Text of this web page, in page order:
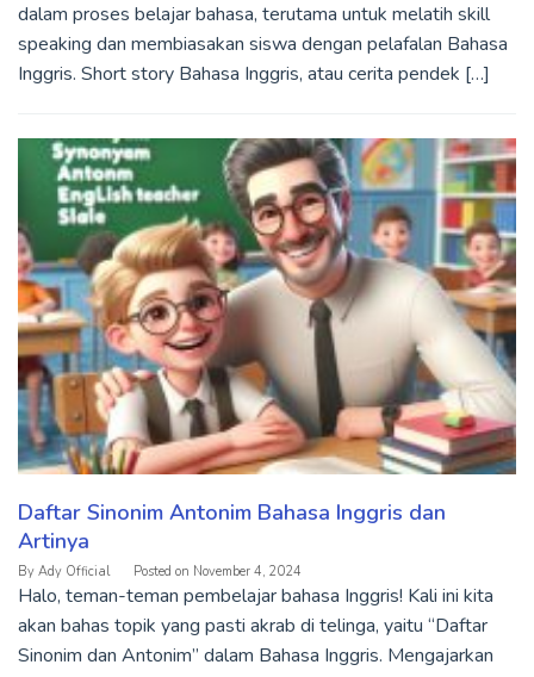
dalam proses belajar bahasa, terutama untuk melatih skill
speaking dan membiasakan siswa dengan pelafalan Bahasa
Inggris. Short story Bahasa Inggris, atau cerita pendek […]
Daftar Sinonim Antonim Bahasa Inggris dan
Artinya
By Ady Official Posted on November 4, 2024
Halo, teman-teman pembelajar bahasa Inggris! Kali ini kita
akan bahas topik yang pasti akrab di telinga, yaitu “Daftar
Sinonim dan Antonim” dalam Bahasa Inggris. Mengajarkan